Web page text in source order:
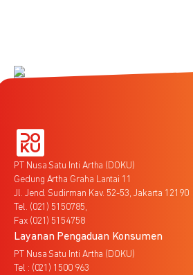
PT Nusa Satu Inti Artha (DOKU)
Gedung Artha Graha Lantai 11
Jl. Jend. Sudirman Kav. 52-53, Jakarta 12190
Tel. (021) 5150785,
Fax (021) 5154758
Layanan Pengaduan Konsumen
PT Nusa Satu Inti Artha (DOKU)
Tel : (021) 1500 963